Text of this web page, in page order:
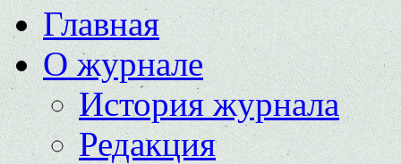
Главная
О журнале
История журнала
Редакция